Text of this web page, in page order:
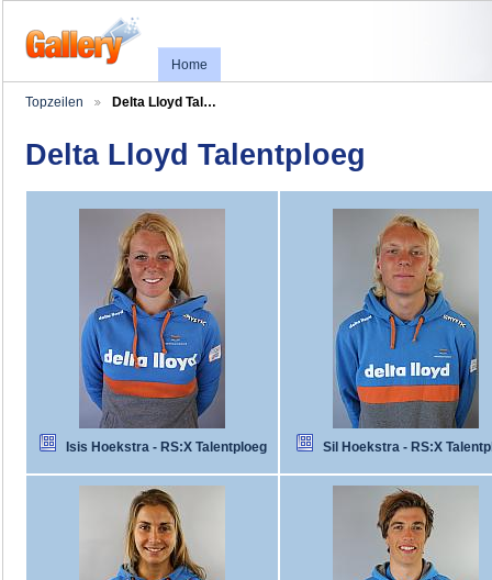
Home
Topzeilen Delta Lloyd Tal…
Delta Lloyd Talentploeg
Isis Hoekstra - RS:X Talentploeg Sil Hoekstra - RS:X